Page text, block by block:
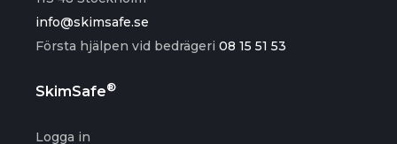
info@skimsafe.se
Första hjälpen vid bedrägeri 08 15 51 53
SkimSafe®
Logga in